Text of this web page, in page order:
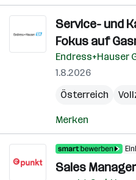
Service- und
Fokus auf
Endress+Hauser
1.8.2026
Österreich
Merken
Sales